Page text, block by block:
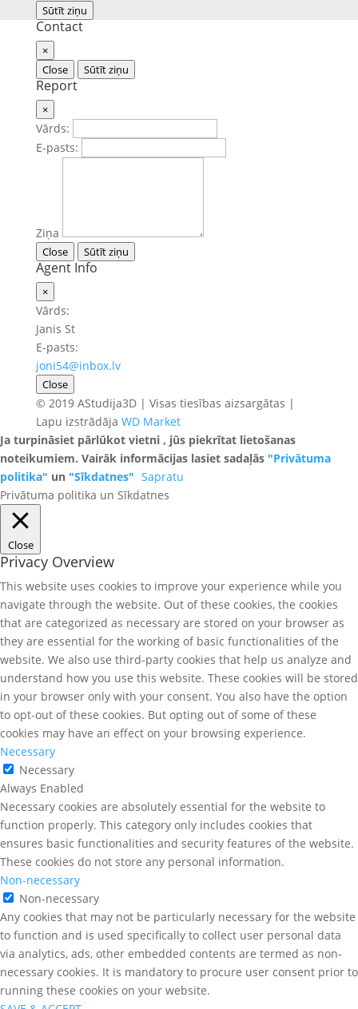
Sūtīt ziņu
Contact
×
Close
Sūtīt ziņu
Report
×
Vārds:
E-pasts:
Ziņa
Close Sūtīt ziņu
Agent Info
×
Vārds:
Janis St
E-pasts:
joni54@inbox.lv
Close
© 2019 AStudija3D | Visas tiesības aizsargātas |
Lapu izstrādāja WD Market
Ja turpināsiet pārlūkot vietni , jūs piekrītat lietošanas
noteikumiem. Vairāk informācijas lasiet sadaļās "Privātuma
politika" un "Sīkdatnes" Sapratu
Privātuma politika un Sīkdatnes
Close
Privacy Overview
This website uses cookies to improve your experience while you
navigate through the website. Out of these cookies, the cookies
that are categorized as necessary are stored on your browser as
they are essential for the working of basic functionalities of the
website. We also use third-party cookies that help us analyze and
understand how you use this website. These cookies will be stored
in your browser only with your consent. You also have the option
to opt-out of these cookies. But opting out of some of these
cookies may have an effect on your browsing experience.
Necessary
Necessary
Always Enabled
Necessary cookies are absolutely essential for the website to
function properly. This category only includes cookies that
ensures basic functionalities and security features of the website.
These cookies do not store any personal information.
Non-necessary
Non-necessary
Any cookies that may not be particularly necessary for the website
to function and is used specifically to collect user personal data
via analytics, ads, other embedded contents are termed as non-
necessary cookies. It is mandatory to procure user consent prior to
running these cookies on your website.